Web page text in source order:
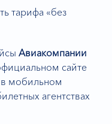
тарифа «без
Авиакомпании
сайте
в мобильном
агентствах